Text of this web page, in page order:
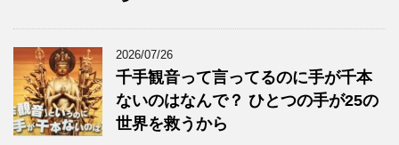
2026/07/26
千手観音って言ってるのに手が千本
ないのはなんで？ ひとつの手が25の
世界を救うから